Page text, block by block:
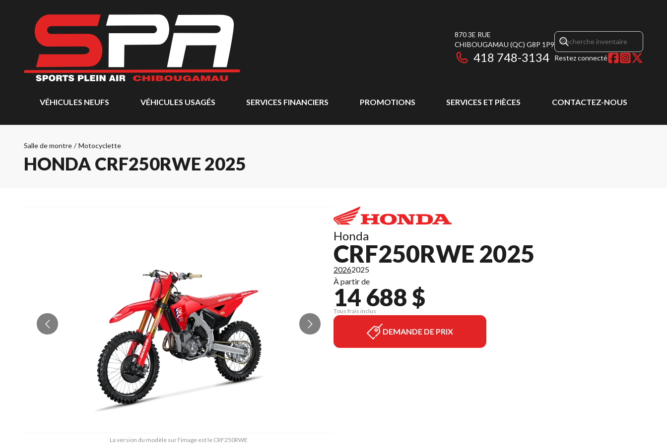
870 3E RUE
CHIBOUGAMAU (QC) G8P 1P9
418 748-3134 Restez connecté
VÉHICULES NEUFS VÉHICULES USAGÉS SERVICES FINANCIERS PROMOTIONS SERVICES ET PIÈCES CONTACTEZ-NOUS
Salle de montre / Motocyclette
HONDA CRF250RWE 2025
La version du modèle sur l'image est le CRF250RWE
Honda
CRF250RWE 2025
20262025
À partir de
14 688 $
Tous frais inclus
DEMANDE DE PRIX